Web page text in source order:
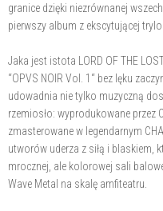
granice dzięki niezrównanej
pierwszy album z ekscytującej
Jaka jest istota LORD OF THE
“OPVS NOIR Vol. 1“ bez lęku
udowadnia nie tylko muzyczną
rzemiosło: wyprodukowane przez
zmasterowane w legendarnym
utworów uderza z siłą i blaskiem,
mrocznej, ale kolorowej sali
Wave Metal na skalę amfiteatru.